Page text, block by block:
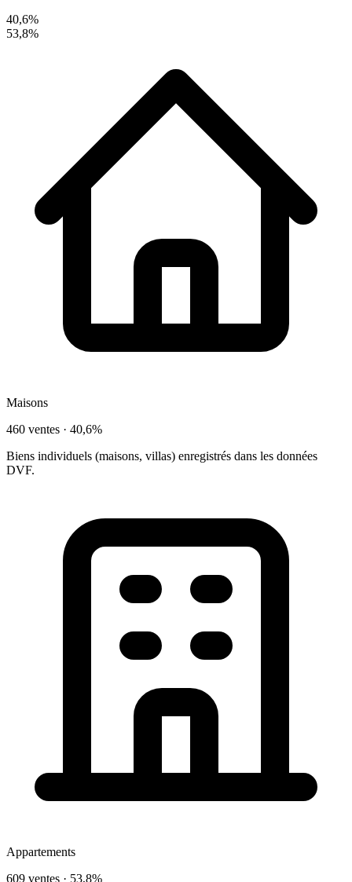
40,6%
53,8%
Maisons
460 ventes · 40,6%
Biens individuels (maisons, villas) enregistrés dans les données
DVF.
Appartements
609 ventes · 53,8%